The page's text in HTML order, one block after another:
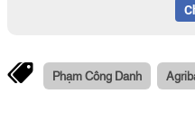
Phạm Công Danh